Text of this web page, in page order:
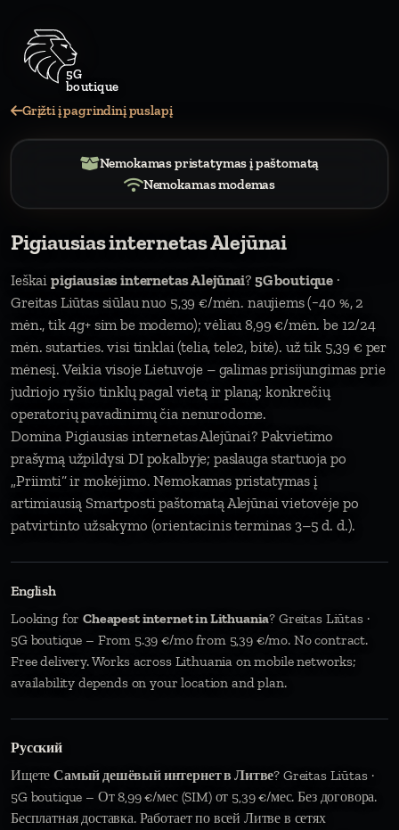
Grįžti į pagrindinį puslapį
Nemokamas pristatymas į paštomatą
Nemokamas modemas
Pigiausias internetas Alejūnai
Ieškai pigiausias internetas Alejūnai? 5G boutique ·
Greitas Liūtas siūlau nuo 5,39 €/mėn. naujiems (−40 %, 2
mėn., tik 4g+ sim be modemo); vėliau 8,99 €/mėn. be 12/24
mėn. sutarties. visi tinklai (telia, tele2, bitė). už tik 5,39 € per
mėnesį. Veikia visoje Lietuvoje – galimas prisijungimas prie
judriojo ryšio tinklų pagal vietą ir planą; konkrečių
operatorių pavadinimų čia nenurodome.
Domina Pigiausias internetas Alejūnai? Pakvietimo
prašymą užpildysi DI pokalbyje; paslauga startuoja po
„Priimti“ ir mokėjimo. Nemokamas pristatymas į
artimiausią Smartposti paštomatą Alejūnai vietovėje po
patvirtinto užsakymo (orientacinis terminas 3–5 d. d.).
English
Looking forCheapest internet in Lithuania? Greitas Liūtas ·
5G boutique – From 5.39 €/mo from 5,39 €/mo. No contract.
Free delivery. Works across Lithuania on mobile networks;
availability depends on your location and plan.
Русский
ИщетеСамый дешёвый интернет в Литве? Greitas Liūtas ·
5G boutique – От 8,99 €/мес (SIM) от 5,39 €/мес. Без договора.
Бесплатная доставка. Работает по всей Литве в сетях